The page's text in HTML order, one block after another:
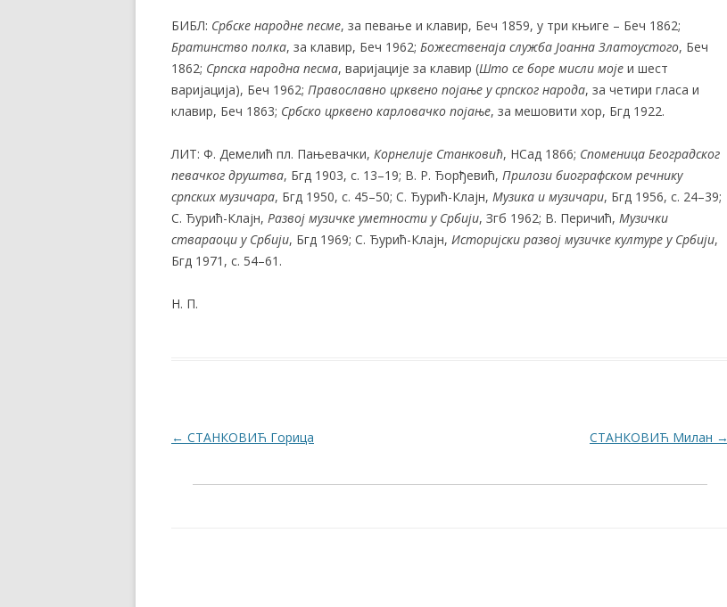
БИБЛ: Србске народне песме, за певање и клавир, Беч 1859, у три књиге – Беч 1862;
Братинство полка, за клавир, Беч 1962; Божественаја служба Јоанна Златоустого, Беч
1862; Српска народна песма, варијације за клавир (Што се боре мисли моје и шест
варијација), Беч 1962; Православно црквено појање у српског народа, за четири гласа и
клавир, Беч 1863; Србско црквено карловачко појање, за мешовити хор, Бгд 1922.
ЛИТ: Ф. Демелић пл. Пањевачки, Корнелије Станковић, НСад 1866; Споменица Београдског
певачког друштва, Бгд 1903, с. 13–19; В. Р. Ђорђевић, Прилози биографском речнику
српских музичара, Бгд 1950, с. 45–50; С. Ђурић-Клајн, Музика и музичари, Бгд 1956, с. 24–39;
С. Ђурић-Клајн, Развој музичке уметности у Србији, Згб 1962; В. Перичић, Музички
ствараоци у Србији, Бгд 1969; С. Ђурић-Клајн, Историјски развој музичке културе у Србији,
Бгд 1971, с. 54–61.
Н. П.
Post navigation
← СТАНКОВИЋ Горица СТАНКОВИЋ Милан →